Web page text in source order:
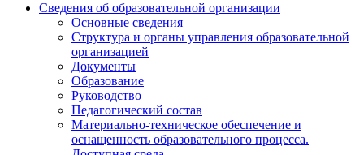
Сведения об образовательной организации
Основные сведения
Структура и органы управления образовательной
организацией
Документы
Образование
Руководство
Педагогический состав
Материально-техническое обеспечение и
оснащенность образовательного процесса.